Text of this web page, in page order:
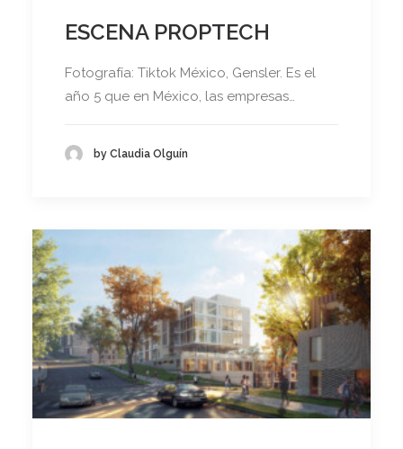
ESCENA PROPTECH
Fotografía: Tiktok México, Gensler. Es el
año 5 que en México, las empresas…
by Claudia Olguín